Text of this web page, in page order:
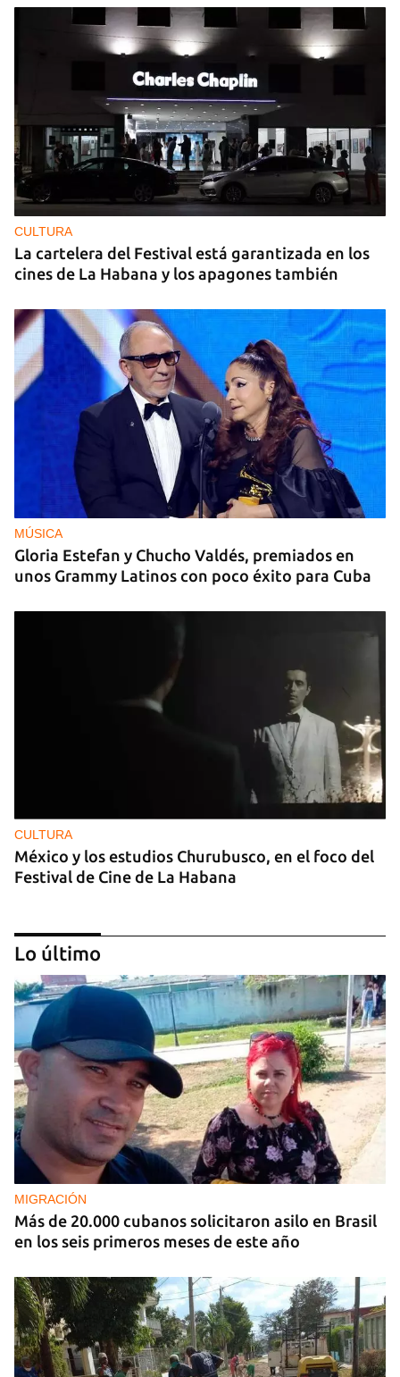
Guardar como favorito
Para poder guardar como favorito, primero has de
iniciar sesión con tu cuenta de 14ymedio.
INICIAR SESIÓN CANCELAR
CULTURA
La cartelera del Festival está garantizada en los
cines de La Habana y los apagones también
MÚSICA
Gloria Estefan y Chucho Valdés, premiados en
unos Grammy Latinos con poco éxito para Cuba
CULTURA
México y los estudios Churubusco, en el foco del
Festival de Cine de La Habana
MÚSICA
Un público enamorado de Celia Cruz desafía la
censura en un homenaje en La Habana
Lo último
MIGRACIÓN
Más de 20.000 cubanos solicitaron asilo en Brasil
en los seis primeros meses de este año